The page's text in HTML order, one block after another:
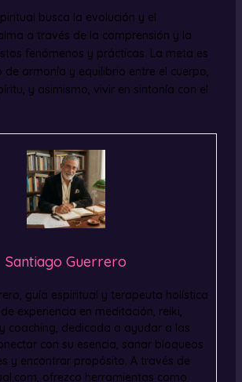
busca la evolución y el
a través de la comprensión y la
fenómenos y prácticas. La meta es
de armonía y equilibrio entre el cuerpo,
y asimismo, vivir en sintonía con el
Santiago Guerrero
guía espiritual y terapeuta holística
experiencia en meditación, reiki,
coaching, dedicada a ayudar a las
con su esencia, sanar bloqueos
y encontrar propósito. A través de
ofrezco herramientas como